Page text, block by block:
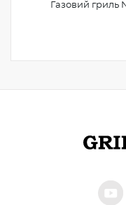
Газовий гриль